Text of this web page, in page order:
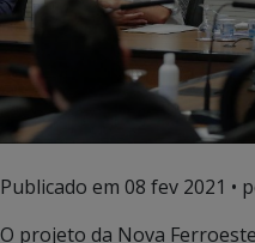
Publicado em 08 fev 2021 •
O projeto da Nova